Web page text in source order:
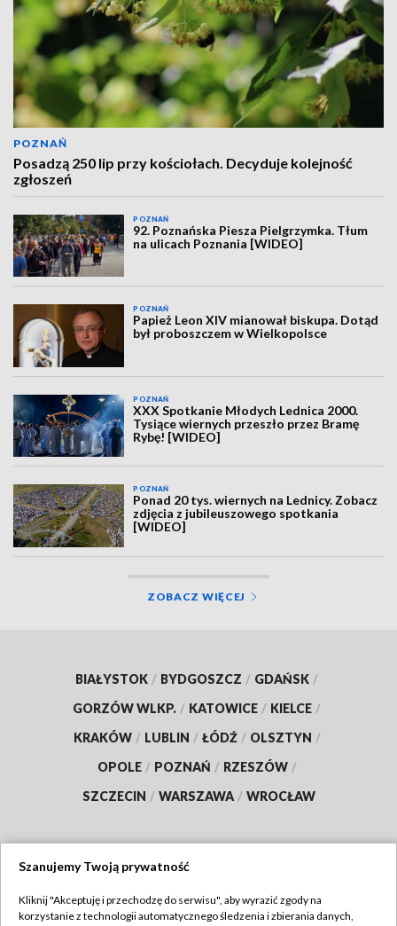
POZNAŃ
Posadzą 250 lip przy kościołach. Decyduje kolejność
zgłoszeń
POZNAŃ
92. Poznańska Piesza Pielgrzymka. Tłum
na ulicach Poznania [WIDEO]
POZNAŃ
Papież Leon XIV mianował biskupa. Dotąd
był proboszczem w Wielkopolsce
POZNAŃ
XXX Spotkanie Młodych Lednica 2000.
Tysiące wiernych przeszło przez Bramę
Rybę! [WIDEO]
POZNAŃ
Ponad 20 tys. wiernych na Lednicy. Zobacz
zdjęcia z jubileuszowego spotkania
[WIDEO]
ZOBACZ WIĘCEJ
BIAŁYSTOK / BYDGOSZCZ / GDAŃSK /
GORZÓW WLKP. / KATOWICE / KIELCE /
KRAKÓW / LUBLIN / ŁÓDŹ / OLSZTYN /
OPOLE / POZNAŃ / RZESZÓW /
SZCZECIN / WARSZAWA / WROCŁAW
TVP
Szanujemy Twoją prywatność
Kliknij "Akceptuję i przechodzę do serwisu", aby wyrazić zgody na
korzystanie z technologii automatycznego śledzenia i zbierania danych,